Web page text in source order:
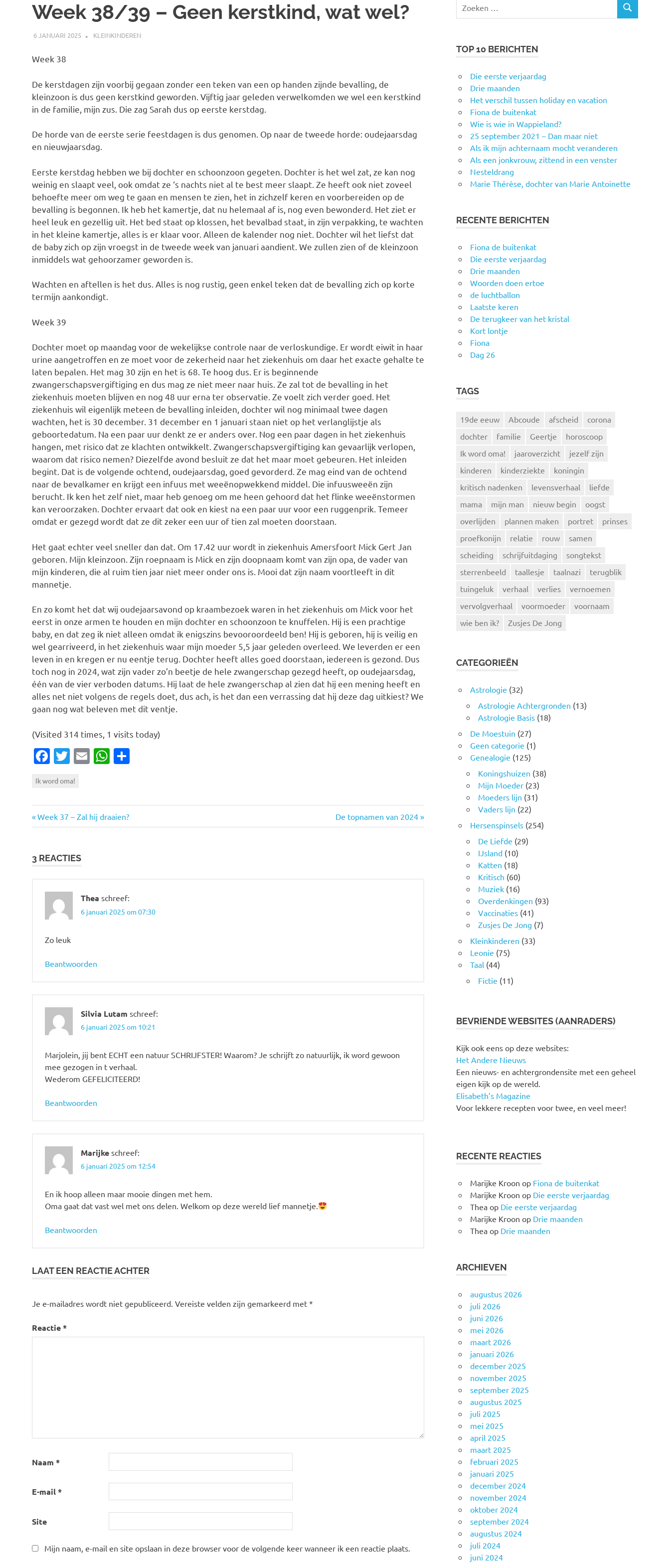
Week 38/39 – Geen kerstkind, wat wel?
6 JANUARI 2025 MARJOLEIN
KLEINKINDEREN
Week 38
De kerstdagen zijn voorbij gegaan zonder een teken van een op handen zijnde bevalling, de
kleinzoon is dus geen kerstkind geworden. Vijftig jaar geleden verwelkomden we wel een kerstkind
in de familie, mijn zus. Die zag Sarah dus op eerste kerstdag.
De horde van de eerste serie feestdagen is dus genomen. Op naar de tweede horde: oudejaarsdag
en nieuwjaarsdag.
Eerste kerstdag hebben we bij dochter en schoonzoon gegeten. Dochter is het wel zat, ze kan nog
weinig en slaapt veel, ook omdat ze ‘s nachts niet al te best meer slaapt. Ze heeft ook niet zoveel
behoefte meer om weg te gaan en mensen te zien, het in zichzelf keren en voorbereiden op de
bevalling is begonnen. Ik heb het kamertje, dat nu helemaal af is, nog even bewonderd. Het ziet er
heel leuk en gezellig uit. Het bed staat op klossen, het bevalbad staat, in zijn verpakking, te wachten
in het kleine kamertje, alles is er klaar voor. Alleen de kalender nog niet. Dochter wil het liefst dat
de baby zich op zijn vroegst in de tweede week van januari aandient. We zullen zien of de kleinzoon
inmiddels wat gehoorzamer geworden is.
Wachten en aftellen is het dus. Alles is nog rustig, geen enkel teken dat de bevalling zich op korte
termijn aankondigt.
Week 39
Dochter moet op maandag voor de wekelijkse controle naar de verloskundige. Er wordt eiwit in haar
urine aangetroffen en ze moet voor de zekerheid naar het ziekenhuis om daar het exacte gehalte te
laten bepalen. Het mag 30 zijn en het is 68. Te hoog dus. Er is beginnende
zwangerschapsvergiftiging en dus mag ze niet meer naar huis. Ze zal tot de bevalling in het
ziekenhuis moeten blijven en nog 48 uur erna ter observatie. Ze voelt zich verder goed. Het
ziekenhuis wil eigenlijk meteen de bevalling inleiden, dochter wil nog minimaal twee dagen
wachten, het is 30 december. 31 december en 1 januari staan niet op het verlanglijstje als
geboortedatum. Na een paar uur denkt ze er anders over. Nog een paar dagen in het ziekenhuis
hangen, met risico dat ze klachten ontwikkelt. Zwangerschapsvergiftiging kan gevaarlijk verlopen,
waarom dat risico nemen? Diezelfde avond besluit ze dat het maar moet gebeuren. Het inleiden
begint. Dat is de volgende ochtend, oudejaarsdag, goed gevorderd. Ze mag eind van de ochtend
naar de bevalkamer en krijgt een infuus met weeënopwekkend middel. Die infuusweeën zijn
berucht. Ik ken het zelf niet, maar heb genoeg om me heen gehoord dat het flinke weeënstormen
kan veroorzaken. Dochter ervaart dat ook en kiest na een paar uur voor een ruggenprik. Temeer
omdat er gezegd wordt dat ze dit zeker een uur of tien zal moeten doorstaan.
Het gaat echter veel sneller dan dat. Om 17.42 uur wordt in ziekenhuis Amersfoort Mick Gert Jan
geboren. Mijn kleinzoon. Zijn roepnaam is Mick en zijn doopnaam komt van zijn opa, de vader van
mijn kinderen, die al ruim tien jaar niet meer onder ons is. Mooi dat zijn naam voortleeft in dit
mannetje.
En zo komt het dat wij oudejaarsavond op kraambezoek waren in het ziekenhuis om Mick voor het
eerst in onze armen te houden en mijn dochter en schoonzoon te knuffelen. Hij is een prachtige
baby, en dat zeg ik niet alleen omdat ik enigszins bevooroordeeld ben! Hij is geboren, hij is veilig en
wel gearriveerd, in het ziekenhuis waar mijn moeder 5,5 jaar geleden overleed. We leverden er een
leven in en kregen er nu eentje terug. Dochter heeft alles goed doorstaan, iedereen is gezond. Dus
toch nog in 2024, wat zijn vader zo’n beetje de hele zwangerschap gezegd heeft, op oudejaarsdag,
één van de vier verboden datums. Hij laat de hele zwangerschap al zien dat hij een mening heeft en
alles net niet volgens de regels doet, dus ach, is het dan een verrassing dat hij deze dag uitkiest? We
gaan nog wat beleven met dit ventje.
(Visited 314 times, 1 visits today)
Facebook
Twitter
EmailWhatsApp
Ik word oma!
Bericht
Vorige
bericht:
Week 37 – Zal hij draaien?
Volgende
bericht:
De topnamen van 2024
3 REACTIES
Thea schreef:
6 januari 2025 om 07:30
Zo leuk
Beantwoorden
Silvia Lutam schreef:
6 januari 2025 om 10:21
Marjolein, jij bent ECHT een natuur SCHRIJFSTER! Waarom? Je schrijft zo natuurlijk, ik word gewoon
mee gezogen in t verhaal.
Wederom GEFELICITEERD!
Beantwoorden
Marijke schreef:
6 januari 2025 om 12:54
En ik hoop alleen maar mooie dingen met hem.
Oma gaat dat vast wel met ons delen. Welkom op deze wereld lief mannetje.
Beantwoorden
LAAT EEN REACTIE ACHTER
Je e-mailadres wordt niet gepubliceerd. Vereiste velden zijn gemarkeerd met *
Reactie*
Naam *
E-mail*
Site
Mijn naam, e-mail en site opslaan in deze browser voor de volgende keer wanneer ik een reactie plaats.
Zoeken
ZOEKEN
TOP 10 BERICHTEN
Die eerste verjaardag
Drie maanden
Het verschil tussen holiday en vacation
Fiona de buitenkat
Wie is wie in Wappieland?
25 september 2021 – Dan maar niet
Als ik mijn achternaam mocht veranderen
Als een jonkvrouw, zittend in een venster
Nesteldrang
Marie Thérèse, dochter van Marie Antoinette
RECENTE BERICHTEN
Fiona de buitenkat
Die eerste verjaardag
Drie maanden
Woorden doen ertoe
de luchtballon
Laatste keren
De terugkeer van het kristal
Kort lontje
Fiona
Dag 26
TAGS
19de eeuw Abcoude afscheid
corona
dochter
familie Geertje
horoscoop
Ik word oma!
jaaroverzicht
jezelf zijn
kinderen
kinderziekte
koningin
kritisch nadenken
levensverhaal
liefde
mama
mijn man nieuw begin
oogst
overlijden
plannen maken portret
prinses
proefkonijn
relatie rouw
samen
scheiding
schrijfuitdaging
songtekst
sterrenbeeld
taallesje taalnazi
terugblik
tuingeluk
verhaal verlies
vernoemen
vervolgverhaal
voormoeder
voornaam
wie ben ik?
Zusjes De Jong
CATEGORIEËN
Astrologie (32)
Astrologie Achtergronden (13)
Astrologie Basis (18)
De Moestuin (27)
Geen categorie (1)
Genealogie (125)
Koningshuizen (38)
Mijn Moeder (23)
Moeders lijn (31)
Vaders lijn (22)
Hersenspinsels (254)
De Liefde (29)
IJsland (10)
Katten (18)
Kritisch (60)
Muziek (16)
Overdenkingen (93)
Vaccinaties (41)
Zusjes De Jong (7)
Kleinkinderen (33)
Leonie (75)
Taal (44)
Fictie (11)
BEVRIENDE WEBSITES (AANRADERS)
Kijk ook eens op deze websites:
Het Andere Nieuws
Een nieuws- en achtergrondensite met een geheel
eigen kijk op de wereld.
Elisabeth’s Magazine
Voor lekkere recepten voor twee, en veel meer!
RECENTE REACTIES
Marijke Kroon op Fiona de buitenkat
Marijke Kroon op Die eerste verjaardag
Thea op Die eerste verjaardag
Marijke Kroon op Drie maanden
Thea op Drie maanden
ARCHIEVEN
augustus 2026
juli 2026
juni 2026
mei 2026
maart 2026
januari 2026
december 2025
november 2025
september 2025
augustus 2025
juli 2025
mei 2025
april 2025
maart 2025
februari 2025
januari 2025
december 2024
november 2024
oktober 2024
september 2024
augustus 2024
juli 2024
juni 2024